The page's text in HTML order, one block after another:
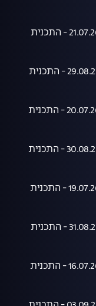
שיחת היום 21.07.26 - התכנית
שיחת היום 29.08.23 - התכנית
שיחת היום 20.07.26 - התכנית
שיחת היום 30.08.23 - התכנית
שיחת היום 19.07.26 - התכנית
שיחת היום 31.08.23 - התכנית
שיחת היום 16.07.26 - התכנית